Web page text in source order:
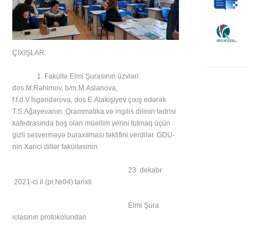
ÇIXIŞLAR:
1. Fakültə Elmi Şurasının üzvləri
dos.M.Rəhimov, b/m.M.Aslanova,
f.f.d.V.İsgəndərova, dos.E.Atakişiyev çıxış edərək
T.S.Ağayevanın Qrammatika və ingilis dilinin tədrisi
kafedrasında boş olan müəllim yerini tutmaq üçün
gizli səsverməyə buraxılması təklifini verdilər. GDU-
nin Xarici dillər fakültəsinin
23 dekabr
2021-ci il (pr.№04) tarixli
Elmi Şura
iclasının protokolundan